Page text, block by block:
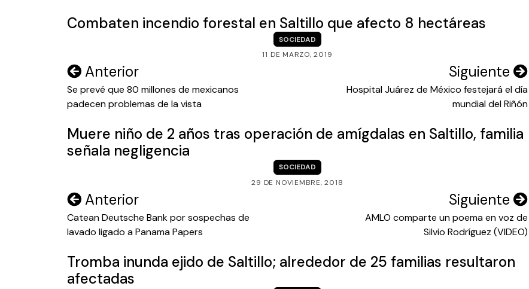
Combaten incendio forestal en Saltillo que afecto 8 hectáreas
SOCIEDAD
11 DE MARZO, 2019
Navegación
de
entradas
Anterior
Se prevé que 80 millones de mexicanos
padecen problemas de la vista
Siguiente
Hospital Juárez de México festejará el día
mundial del Riñón
Muere niño de 2 años tras operación de amígdalas en Saltillo, familia
señala negligencia
SOCIEDAD
29 DE NOVIEMBRE, 2018
Navegación
de
entradas
Anterior
Catean Deutsche Bank por sospechas de
lavado ligado a Panama Papers
Siguiente
AMLO comparte un poema en voz de
Silvio Rodríguez (VIDEO)
Tromba inunda ejido de Saltillo; alrededor de 25 familias resultaron
afectadas